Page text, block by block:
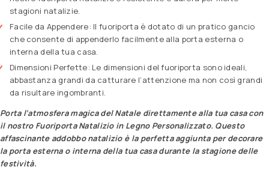
stagioni natalizie.
Facile da Appendere: Il fuoriporta è dotato di un pratico gancio
che consente di appenderlo facilmente alla porta esterna o
interna della tua casa.
Dimensioni Perfette: Le dimensioni del fuoriporta sono ideali,
abbastanza grandi da catturare l’attenzione ma non così grandi
da risultare ingombranti.
Porta l’atmosfera magica del Natale direttamente alla tua casa con
il nostro Fuoriporta Natalizio in Legno Personalizzato. Questo
affascinante addobbo natalizio è la perfetta aggiunta per decorare
la porta esterna o interna della tua casa durante la stagione delle
festività.